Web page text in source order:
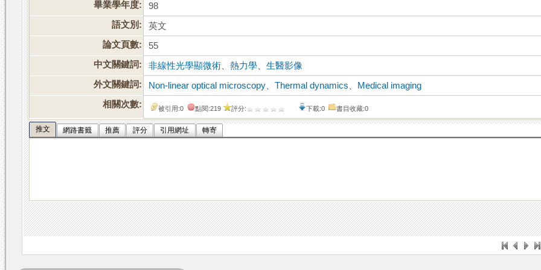
畢業學年度:
98
語文別:
英文
論文頁數:
55
中文關鍵詞:
非線性光學顯微術 、熱力學 、生醫影像
外文關鍵詞:
Non-linear optical microscopy 、Thermal dynamics
Medical imaging
相關次數:
被引用:0 點閱:219 評分: 下載:0 書目收藏:0
推文 網路書籤 推薦 評分 引用網址 轉寄